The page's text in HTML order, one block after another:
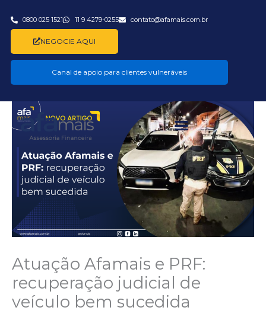
para
conteúdo
0800 025 1521 11 9 4279-0255 contato@afamais.com.br
NEGOCIE AQUI
Canal de apoio para clientes vulneráveis
Atuação Afamais e PRF:
recuperação judicial de
veículo bem sucedida